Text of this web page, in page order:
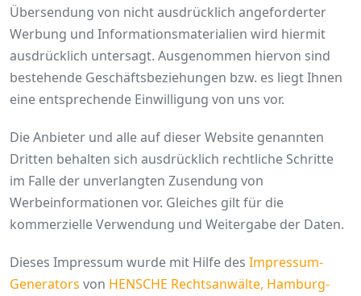
Übersendung von nicht ausdrücklich angeforderter
Werbung und Informationsmaterialien wird hiermit
ausdrücklich untersagt. Ausgenommen hiervon sind
bestehende Geschäftsbeziehungen bzw. es liegt Ihnen
eine entsprechende Einwilligung von uns vor.
Die Anbieter und alle auf dieser Website genannten
Dritten behalten sich ausdrücklich rechtliche Schritte
im Falle der unverlangten Zusendung von
Werbeinformationen vor. Gleiches gilt für die
kommerzielle Verwendung und Weitergabe der Daten.
Dieses Impressum wurde mit Hilfe des Impressum-
Generators von HENSCHE Rechtsanwälte, Hamburg-